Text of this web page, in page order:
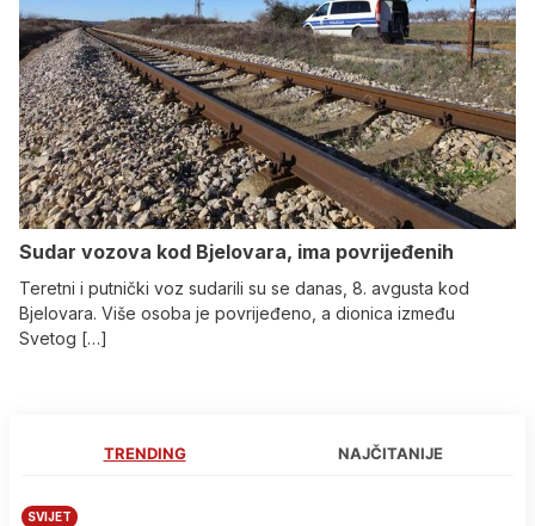
Sudar vozova kod Bjelovara, ima povrijeđenih
Teretni i putnički voz sudarili su se danas, 8. avgusta kod
Bjelovara. Više osoba je povrijeđeno, a dionica između
Svetog […]
TRENDING NAJČITANIJE
SVIJET